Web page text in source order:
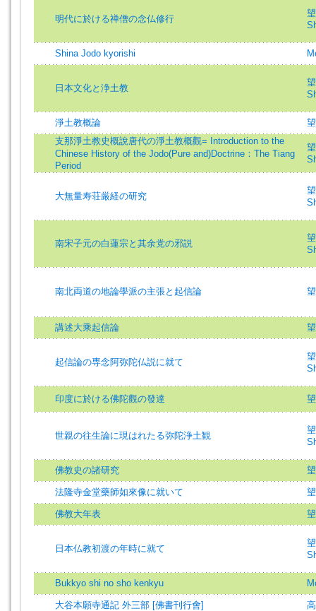
明代に於ける禅僧の念仏修行
Shina Jodo kyorishi
日本文化と浄土教
淨土教概論
支那淨土教史概說唐代の淨土教概觀= Introduction to the
Chinese History of the Jodo(Pure and)Doctrine：The Tiang
Period
大無量寿荘厳経の研究
南宋子元の白蓮宗と其余党の邪説
南北両道の地論學派の主張と起信論
講述大乘起信論
起信論の専念阿弥陀仏説に就て
印度に於ける佛陀觀の發達
世親の往生論に現はれたる弥陀浄土観
佛教史の諸研究
法隆寺金堂藥師如來像に就いて
佛教大年表
日本仏教初渡の年時に就て
Bukkyo shi no sho kenkyu
大谷本願寺通記 外三部 [佛書刊行會]